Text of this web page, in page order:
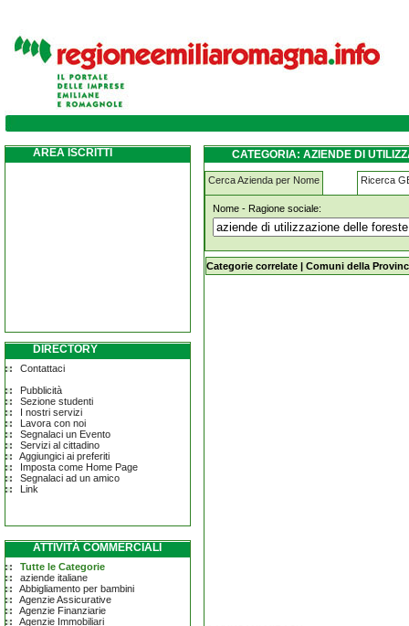
aziende-di-utilizzazione-delle-foreste-e-
AREA ISCRITTI
DIRECTORY
Contattaci
Pubblicità
Sezione studenti
I nostri servizi
Lavora con noi
Segnalaci un Evento
Servizi al cittadino
Aggiungici ai preferiti
Imposta come Home Page
Segnalaci ad un amico
Link
ATTIVITÀ COMMERCIALI
Tutte le Categorie
aziende italiane
Abbigliamento per bambini
Agenzie Assicurative
Agenzie Finanziarie
Agenzie Immobiliari
CATEGORIA: AZIENDE DI
Cerca Azienda per Nome Ricerca
Nome - Ragione sociale:
aziende-di-utilizzazione-delle-
Categorie correlate | Comuni della